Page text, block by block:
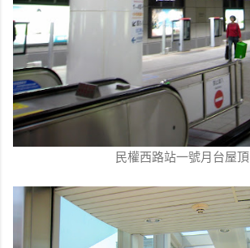
民權西路站一號月台屋頂